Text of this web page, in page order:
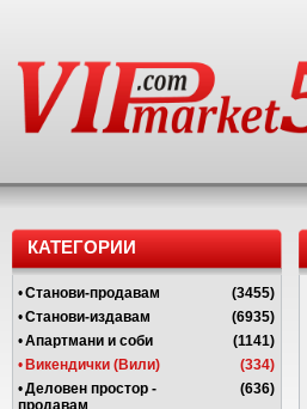
КАТЕГОРИИ
•Станови-продавам
(3455)
•Станови-издавам
(6935)
•Апартмани и соби
(1141)
• Викендички (Вили)
(334)
•Деловен простор -
продавам
(636)